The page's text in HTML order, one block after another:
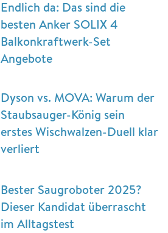
Endlich da: Das sind die
besten Anker SOLIX 4
Balkonkraftwerk-Set
Angebote
Dyson vs. MOVA: Warum der
Staubsauger-König sein
erstes Wischwalzen-Duell klar
verliert
Bester Saugroboter 2025?
Dieser Kandidat überrascht
im Alltagstest